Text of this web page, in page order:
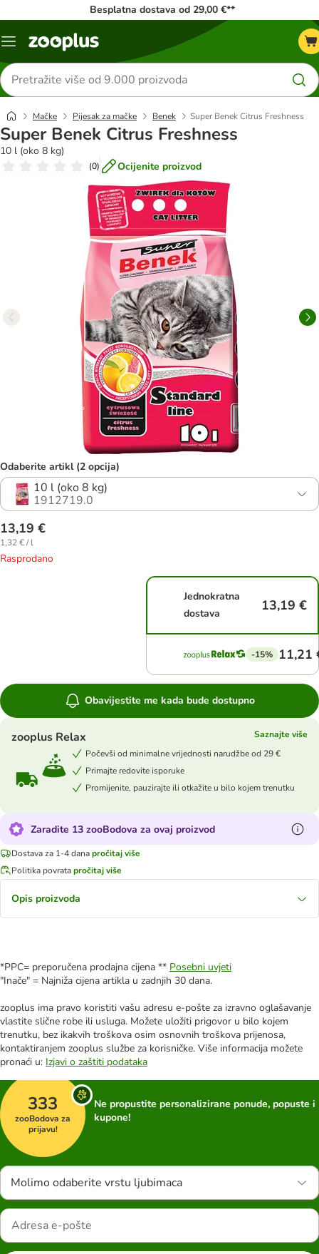
Besplatna dostava od 29,00 €**
Izbornik
Traži
proizvode
Mačke Pijesak za mačke Benek Super Benek Citrus Freshness
Super Benek Citrus Freshness
10 l (oko 8 kg)
(0) Ocijenite proizvod
Odaberite artikl (2 opcija)
10 l (oko 8 kg)
1912719.0
13,19 €
1,32 € / l
Rasprodano
Jednokratna
dostava
13,19 €
-15% 11,21
Obavijestite me kada bude dostupno
zooplus Relax
Saznajte više
Počevši od minimalne vrijednosti narudžbe od 29 €
Primajte redovite isporuke
Promijenite, pauzirajte ili otkažite u bilo kojem trenutku
Zaradite 13 zooBodova za ovaj proizvod
Dostava za 1-4 danapročitaj više
Politika povratapročitaj više
Opis proizvoda
*PPC= preporučena prodajna cijena ** Posebni uvjeti
"Inače" = Najniža cijena artikla u zadnjih 30 dana.
zooplus ima pravo koristiti vašu adresu e-pošte za izravno oglašavanje
vlastite slične robe ili usluga. Možete uložiti prigovor u bilo kojem
trenutku, bez ikakvih troškova osim osnovnih troškova prijenosa,
kontaktiranjem zooplus službe za korisničke. Više informacija možete
pronaći u: Izjavi o zaštiti podataka
333
zooBodova za
prijavu!
Ne propustite personalizirane ponude, popuste i
kupone!
Molimo odaberite vrstu ljubimaca